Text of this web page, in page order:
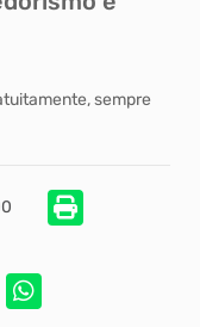
sempre